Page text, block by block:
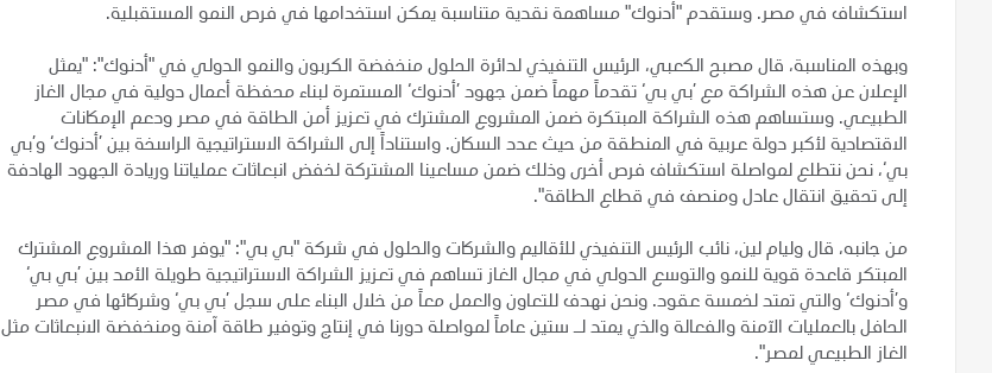
استكشاف في مصر. وستقدم "أدنوك" مساهمة نقدية متناسبة يمكن استخدامها في فرص النمو المستقبلية.
وبهذه المناسبة، قال مصبح الكعبي، الرئيس التنفيذي لدائرة الحلول منخفضة الكربون والنمو الدولي في "أدنوك": "يمثل
الإعلان عن هذه الشراكة مع ’بي بي‘ تقدماً مهماً ضمن جهود ’أدنوك‘ المستمرة لبناء محفظة أعمال دولية في مجال الغاز
الطبيعي. وستساهم هذه الشراكة المبتكرة ضمن المشروع المشترك في تعزيز أمن الطاقة في مصر ودعم الإمكانات
الاقتصادية لأكبر دولة عربية في المنطقة من حيث عدد السكان. واستناداً إلى الشراكة الاستراتيجية الراسخة بين ’أدنوك‘ و’بي
بي‘، نحن نتطلع لمواصلة استكشاف فرص أخرى وذلك ضمن مساعينا المشتركة لخفض انبعاثات عملياتنا وريادة الجهود الهادفة
إلى تحقيق انتقال عادل ومنصف في قطاع الطاقة".
من جانبه، قال وليام لين، نائب الرئيس التنفيذي للأقاليم والشركات والحلول في شركة "بي بي": "يوفر هذا المشروع المشترك
المبتكر قاعدة قوية للنمو والتوسع الدولي في مجال الغاز تساهم في تعزيز الشراكة الاستراتيجية طويلة الأمد بين ’بي بي‘
و’أدنوك‘ والتي تمتد لخمسة عقود. ونحن نهدف للتعاون والعمل معاً من خلال البناء على سجل ’بي بي‘ وشركائها في مصر
الحافل بالعمليات الآمنة والفعالة والذي يمتد لـ ستين عاماً لمواصلة دورنا في إنتاج وتوفير طاقة آمنة ومنخفضة الانبعاثات مثل
الغاز الطبيعي لمصر".